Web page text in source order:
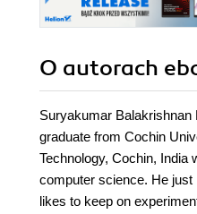
O autorach
Suryakumar Balakrishnan
graduate from Cochin
Technology, Cochin, India
computer science. He
likes to keep on